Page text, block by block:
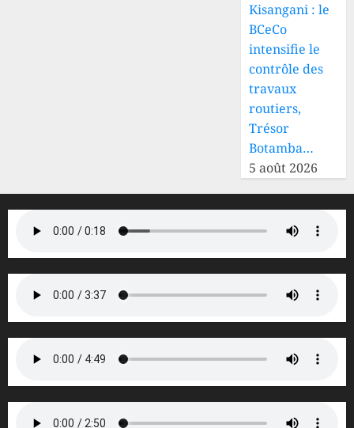
Kisangani : le
BCeCo
intensifie le
contrôle des
travaux
routiers,
Trésor
Botamba…
5 août 2026